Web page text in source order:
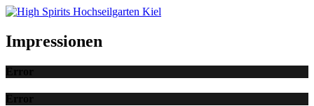
Impressionen
Error
Error